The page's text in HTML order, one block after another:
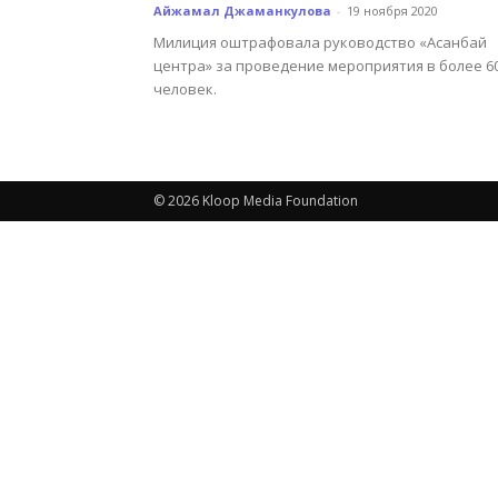
Айжамал Джаманкулова - 19 ноября 2020
Милиция оштрафовала руководство «Асанбай
центра» за проведение мероприятия в более
человек.
© 2026 Kloop Media Foundation